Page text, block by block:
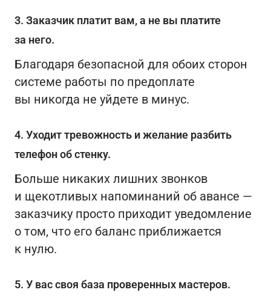
3. Заказчик платит вам, а не вы платите
за него.
Благодаря безопасной для обоих сторон
системе работы по предоплате
вы никогда не уйдете в минус.
4. Уходит тревожность и желание разбить
телефон об стенку.
Больше никаких лишних звонков
и щекотливых напоминаний об авансе —
заказчику просто приходит уведомление
о том, что его баланс приближается
к нулю.
5. У вас своя база проверенных мастеров.